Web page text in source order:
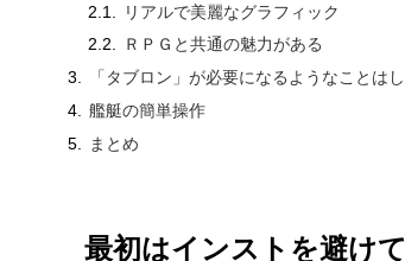
リアルで美麗なグラフィック
ＲＰＧと共通の魅力がある
「タブロン」が必要になるようなことは
艦艇の簡単操作
まとめ
最初はインストを避け